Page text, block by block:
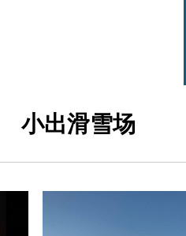
小出滑雪场